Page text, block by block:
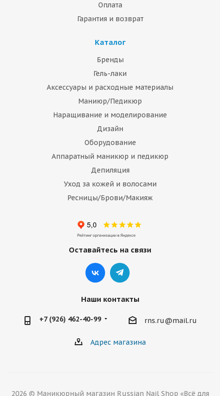
Оплата
Гарантия и возврат
Каталог
Бренды
Гель-лаки
Аксессуары и расходные материалы
Маниюр/Педикюр
Наращивание и моделирование
Дизайн
Оборудование
Аппаратный маникюр и педикюр
Депиляция
Уход за кожей и волосами
Ресницы/Брови/Макияж
Оставайтесь на связи
Наши контакты
+7 (926) 462-40-99 rns.ru@mail.ru
Адрес магазина
2026 © Маникюрный магазин Russian Nail Shop «Всё для